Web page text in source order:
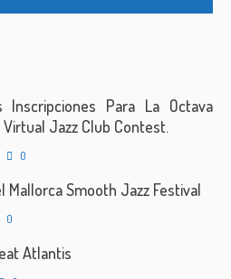
Inscripciones Para La Octava
Virtual Jazz Club Contest.
0
Mallorca Smooth Jazz Festival
0
Atlantis